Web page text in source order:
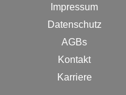
Impressum
Datenschutz
AGBs
Kontakt
Karriere